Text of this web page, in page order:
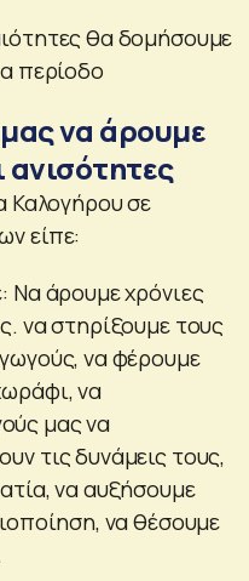
θα δομήσουμε
περίοδο
να άρουμε
ανισότητες
Καλογήρου σε
είπε:
Να άρουμε χρόνιες
να στηρίξουμε τους
να φέρουμε
να
μας να
τις δυνάμεις τους,
να αυξήσουμε
να θέσουμε